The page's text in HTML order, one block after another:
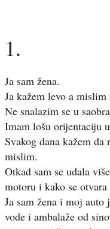
1.
Ja sam žena.
Ja kažem levo a mislim
Ne snalazim se u
Imam lošu orijentaciju
Svakog dana kažem
mislim.
Otkad sam se udala
motoru i kako se otvara
Ja sam žena i moj
vode i ambalaže od